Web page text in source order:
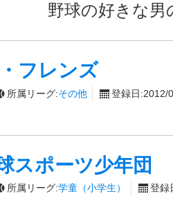
きな男の子、
フレンズ
所属リーグ:その他 登録日:2012/
スポーツ少年団
所属リーグ:学童（小学生） 登録